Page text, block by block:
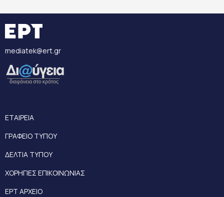
mediatek@ert.gr
ΕΤΑΙΡΕΙΑ
ΓΡΑΦΕΙΟ ΤΥΠΟΥ
ΔΕΛΤΙΑ ΤΥΠΟΥ
ΧΟΡΗΓΙΕΣ ΕΠΙΚΟΙΝΩΝΙΑΣ
ΕΡΤ ΑΡΧΕΙΟ